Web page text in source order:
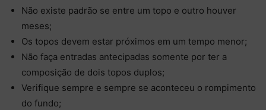
Não existe padrão se entre um topo e outro houver
meses;
Os topos devem estar próximos em um tempo menor;
Não faça entradas antecipadas somente por ter a
composição de dois topos duplos;
Verifique sempre e sempre se aconteceu o rompimento
do fundo;